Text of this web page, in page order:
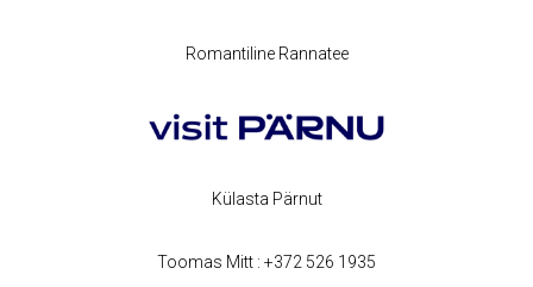
Romantiline Rannatee
Külasta Pärnut
Toomas Mitt : +372 526 1935